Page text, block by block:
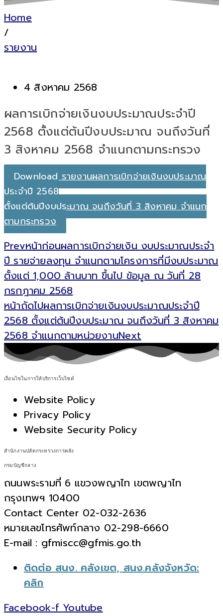
Home
/
รายงาน
4 สิงหาคม 2568
ผลการเบิกจ่ายเงินงบประมาณประจำปี
2568 ตั้งแต่ต้นปีงบประมาณ จนถึงวันที่
3 สิงหาคม 2568 จำแนกตามกระทรวง
Download รายงานผลการเบิกจ่ายเงินงบประมาณ
ประจำปี 2568
ตั้งแต่ต้นปีงบประมาณ จนถึงวันที่ 3 สิงหาคม จำแนก
ตามกระทรวง
Prevหน้าก่อนผลการเบิกจ่ายเงิน งบประมาณประจำ
ปี รายจ่ายลงทุน จำแนกตามโครงการที่มีงบประมาณ
ตั้งแต่ 1,000 ล้านบาท ขึ้นไป ข้อมูล ณ วันที่ 28
กรกฎาคม 2568
หน้าถัดไปผลการเบิกจ่ายเงินงบประมาณประจำปี
2568 ตั้งแต่ต้นปีงบประมาณ จนถึงวันที่ 3 สิงหาคม
2568 จำแนกตามหน่วยงานNext
เงื่อนไขในการให้บริการเว็บไซต์
Website Policy
Privacy Policy
Website Security Policy
สำนักงานปลัดกระทรวงการคลัง
กรมบัญชีกลาง
ถนนพระรามที่ 6 แขวงพญาไท เขตพญาไท
กรุงเทพฯ 10400
Contact Center 02-032-2636
หมายเลขโทรศัพท์กลาง 02-298-6660
E-mail : gfmiscc@gfmis.go.th
ติดต่อ สนง. คลังเขต, สนง.คลังจังหวัด:
คลิก
Facebook-f Youtube